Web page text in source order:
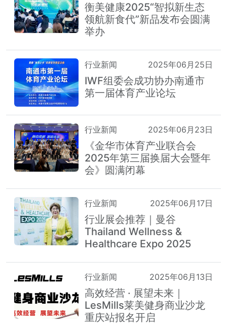
衡美健康2025“智拟新生态
领航新食代”新品发布会圆满
举办
行业新闻 2025年06月25日
IWF组委会成功协办南通市
第一届体育产业论坛
行业新闻 2025年06月23日
《金华市体育产业联合会
2025年第三届换届大会暨年
会》圆满闭幕
行业新闻 2025年06月17日
行业展会推荐｜曼谷
Thailand Wellness &
Healthcare Expo 2025
行业新闻 2025年06月13日
高效经营 · 展望未来｜
LesMills莱美健身商业沙龙
重庆站报名开启